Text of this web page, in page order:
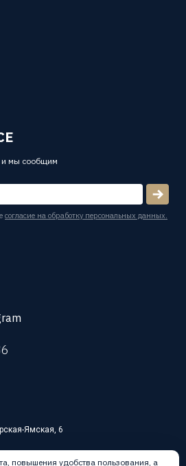
и мы сообщим
согласие на обработку персональных данных.
Ямская, 6
повышения удобства пользования, а